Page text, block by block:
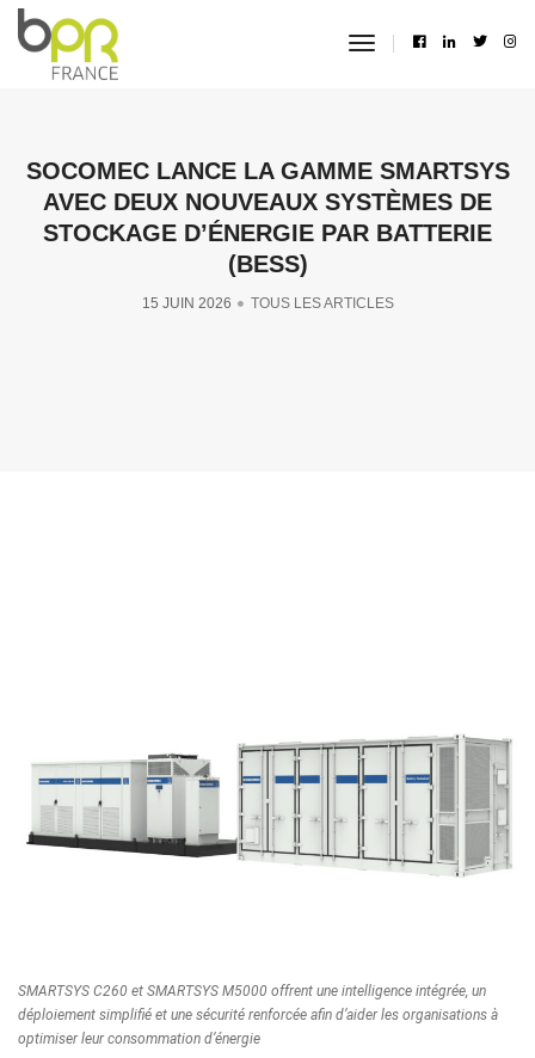
toggle
SOCOMEC LANCE LA GAMME SMARTSYS
AVEC DEUX NOUVEAUX SYSTÈMES DE
STOCKAGE D’ÉNERGIE PAR BATTERIE
(BESS)
15 JUIN 2026 TOUS LES ARTICLES
SMARTSYS C260 et SMARTSYS M5000 offrent une intelligence intégrée, un
déploiement simplifié et une sécurité renforcée afin d’aider les organisations à
optimiser leur consommation d’énergie